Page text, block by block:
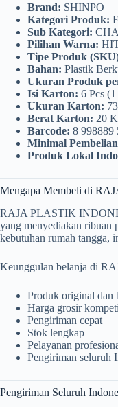
Brand: SHINPO
Kategori Produk:
Sub Kategori:
Pilihan Warna:
Tipe Produk
Bahan: Plastik
Ukuran Produk
Isi Karton: 6 Pcs
Ukuran Karton:
Berat Karton: 20
Barcode: 8 998889
Minimal
Produk Lokal
Mengapa Membeli di
RAJA PLASTIK
yang menyediakan ribuan
kebutuhan rumah tangga,
Keunggulan belanja di
Produk original dan
Harga grosir
Pengiriman cepat
Stok lengkap
Pelayanan
Pengiriman seluruh
Pengiriman Seluruh